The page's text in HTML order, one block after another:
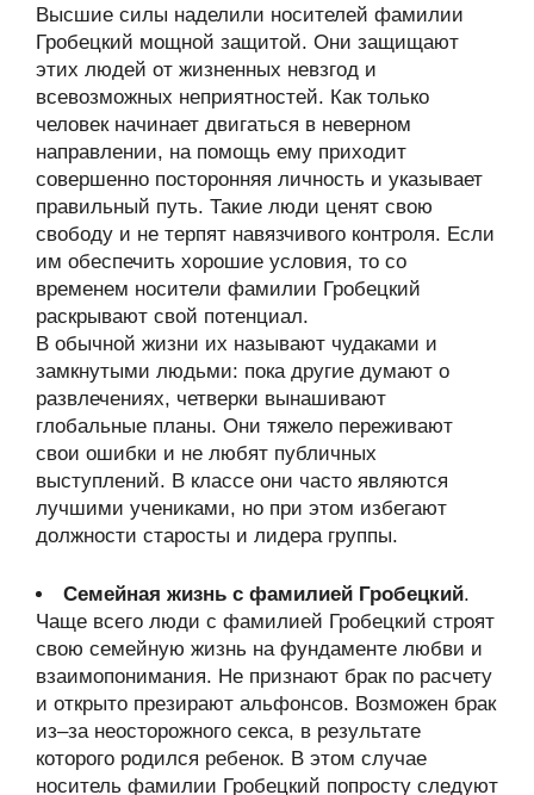
Высшие силы наделили носителей фамилии
Гробецкий мощной защитой. Они защищают
этих людей от жизненных невзгод и
всевозможных неприятностей. Как только
человек начинает двигаться в неверном
направлении, на помощь ему приходит
совершенно посторонняя личность и указывает
правильный путь. Такие люди ценят свою
свободу и не терпят навязчивого контроля. Если
им обеспечить хорошие условия, то со
временем носители фамилии Гробецкий
раскрывают свой потенциал.
В обычной жизни их называют чудаками и
замкнутыми людьми: пока другие думают о
развлечениях, четверки вынашивают
глобальные планы. Они тяжело переживают
свои ошибки и не любят публичных
выступлений. В классе они часто являются
лучшими учениками, но при этом избегают
должности старосты и лидера группы.
Семейная жизнь с фамилией Гробецкий.
Чаще всего люди с фамилией Гробецкий строят
свою семейную жизнь на фундаменте любви и
взаимопонимания. Не признают брак по расчету
и открыто презирают альфонсов. Возможен брак
из–за неосторожного секса, в результате
которого родился ребенок. В этом случае
носитель фамилии Гробецкий попросту следуют